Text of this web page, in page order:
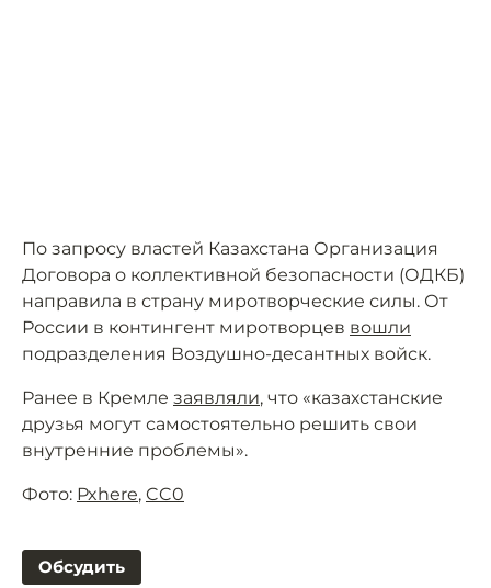
По запросу властей Казахстана Организация
Договора о коллективной безопасности (ОДКБ)
направила в страну миротворческие силы. От
России в контингент миротворцев вошли
подразделения Воздушно-десантных войск.
Ранее в Кремле заявляли, что «казахстанские
друзья могут самостоятельно решить свои
внутренние проблемы».
Фото: Pxhere, CC0
Обсудить